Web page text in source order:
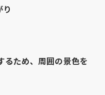
り
るため、周囲の景色を